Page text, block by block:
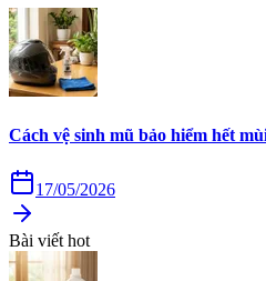
Cách vệ sinh mũ bảo hiểm hết
17/05/2026
Bài viết hot